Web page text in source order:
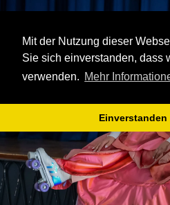
Mit der Nutzung dieser
Sie sich einverstanden, dass
verwenden. Mehr
Einverstanden
Westfälisches
Spielzeit 2025/2026